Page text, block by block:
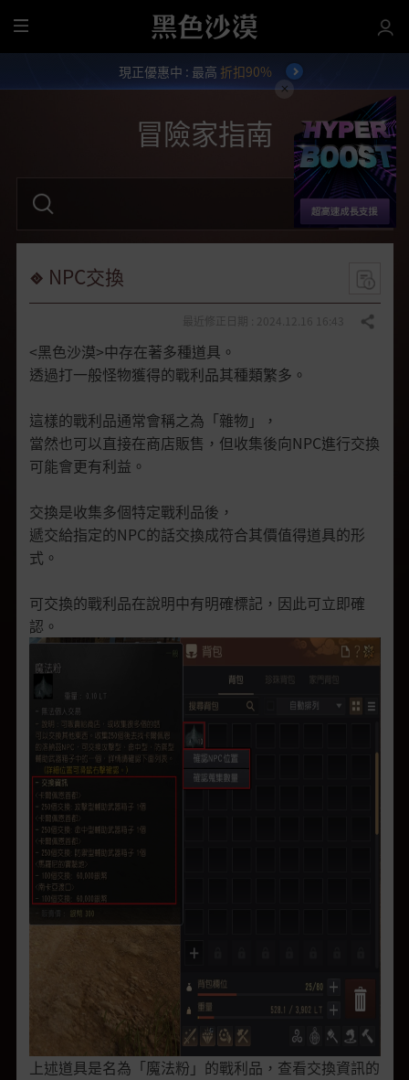
全
部
單
現正優惠中 : 最高 折扣90%
冒險家指南
關
鍵
NPC交換
分享
<黑色沙漠>中存在著多種道具。
透過打一般怪物獲得的戰利品其種類繁多。
這樣的戰利品通常會稱之為「雜物」，
當然也可以直接在商店販售，但收集後向NPC進行交換
可能會更有利益。
交換是收集多個特定戰利品後，
遞交給指定的NPC的話交換成符合其價值得道具的形
式。
可交換的戰利品在說明中有明確標記，因此可立即確
認。
上述道具是名為「魔法粉」的戰利品，查看交換資訊的